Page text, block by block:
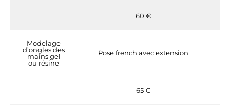
60 €
Modelage
d’ongles des
mains gel
ou résine
Pose french avec extension
65 €